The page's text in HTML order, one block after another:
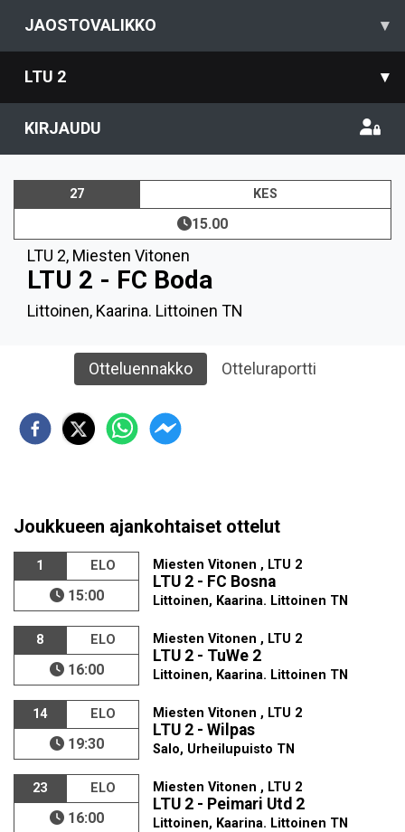
JAOSTOVALIKKO ▾
LTU 2 ▾
KIRJAUDU
27 KES
15.00
LTU 2, Miesten Vitonen
LTU 2 - FC Boda
Littoinen, Kaarina. Littoinen TN
Otteluennakko Otteluraportti
Joukkueen ajankohtaiset ottelut
1 ELO
15:00
Miesten Vitonen , LTU 2
LTU 2 - FC Bosna
Littoinen, Kaarina. Littoinen TN
8 ELO
16:00
Miesten Vitonen , LTU 2
LTU 2 - TuWe 2
Littoinen, Kaarina. Littoinen TN
14 ELO
19:30
Miesten Vitonen , LTU 2
LTU 2 - Wilpas
Salo, Urheilupuisto TN
23 ELO
16:00
Miesten Vitonen , LTU 2
LTU 2 - Peimari Utd 2
Littoinen, Kaarina. Littoinen TN